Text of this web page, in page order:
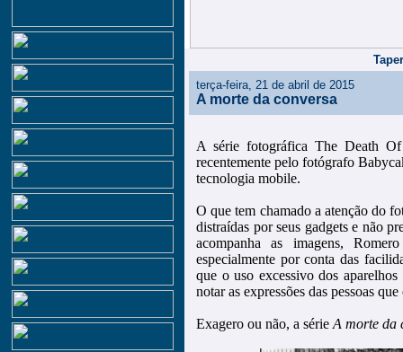
terça-feira, 21 de abril de 2015
A morte da conversa
A série fotográfica The Death
recentemente pelo fotógrafo
tecnologia mobile.
O que tem chamado a atenção do
distraídas por seus gadgets e não
acompanha as imagens,
especialmente por conta das
que o uso excessivo dos aparelhos
notar as expressões das pessoas
Exagero ou não, a série A morte da